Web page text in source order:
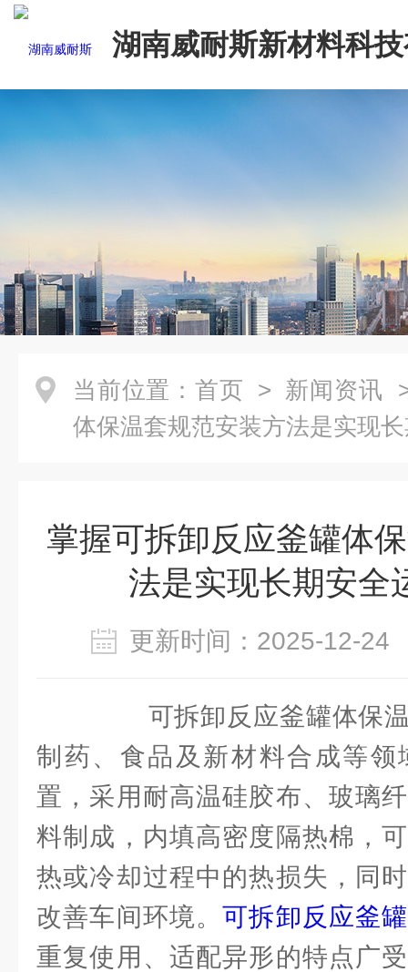
湖南威耐斯新材料科
司
当前位置： 首页 > 新闻资讯
体保温套规范安装方法是实现
掌握可拆卸反应釜罐体
法是实现长期安全
更新时间：2025-12-
可拆卸反应釜罐体保温
制药、食品及新材料合成等领
置，采用耐高温硅胶布、玻璃
料制成，内填高密度隔热棉，
热或冷却过程中的热损失，同
改善车间环境。可拆卸反应釜
重复使用、适配异形的特点广